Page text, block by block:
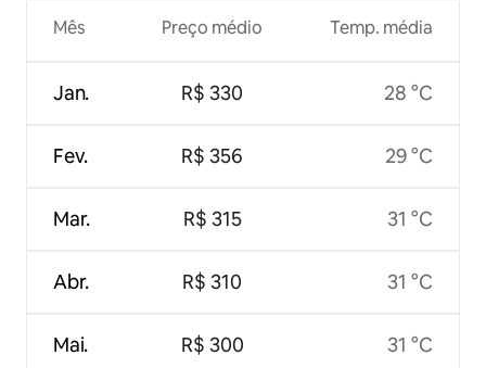
Mês
Jan.
Fev.
Mar.
Abr.
Mai.
Preço médio
R$ 330
R$ 356
R$ 315
R$ 310
R$ 300
Temp. média
28 °C
29 °C
31 °C
31 °C
31 °C